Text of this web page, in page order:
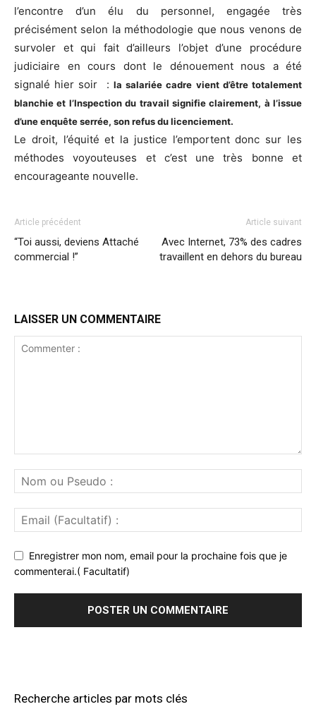
l’encontre d’un élu du personnel, engagée très
précisément selon la méthodologie que nous venons de
survoler et qui fait d’ailleurs l’objet d’une procédure
judiciaire en cours dont le dénouement nous a été
signalé hier soir : la salariée cadre vient d’être totalement
blanchie et l’Inspection du travail signifie clairement, à l’issue
d’une enquête serrée, son refus du licenciement.
Le droit, l’équité et la justice l’emportent donc sur les
méthodes voyouteuses et c’est une très bonne et
encourageante nouvelle.
Article précédent
“Toi aussi, deviens Attaché
commercial !”
Article suivant
Avec Internet, 73% des cadres
travaillent en dehors du bureau
LAISSER UN COMMENTAIRE
Enregistrer mon nom, email pour la prochaine fois que je
commenterai.( Facultatif)
Recherche articles par mots clés